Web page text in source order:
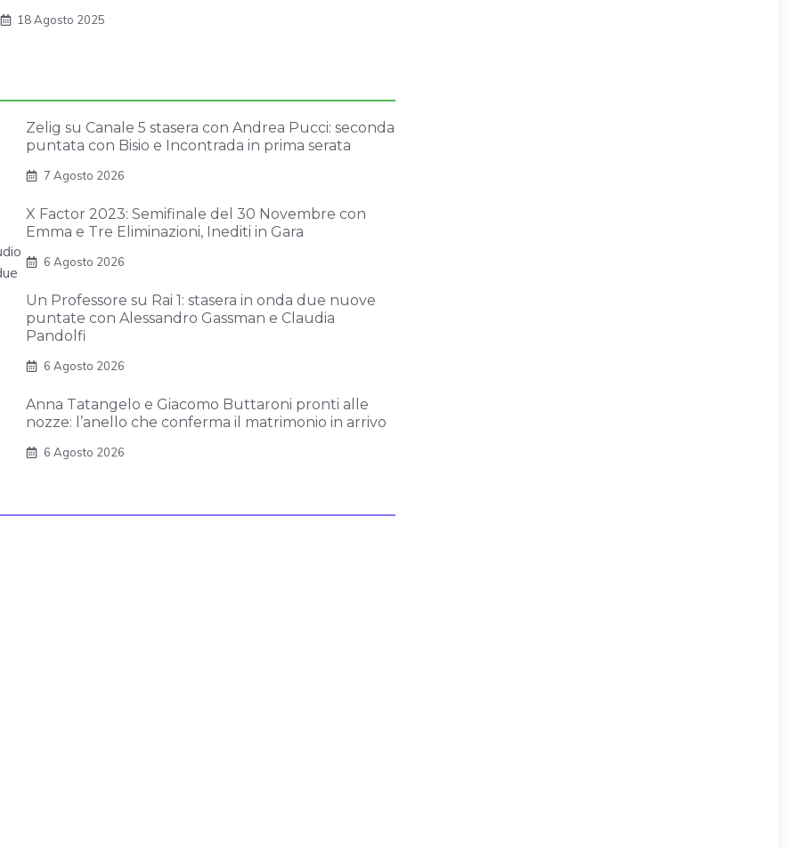
18 Agosto 2025
Zelig su Canale 5 stasera con Andrea Pucci: seconda
puntata con Bisio e Incontrada in prima serata
7 Agosto 2026
X Factor 2023: Semifinale del 30 Novembre con
Emma e Tre Eliminazioni, Inediti in Gara
6 Agosto 2026
Un Professore su Rai 1: stasera in onda due nuove
puntate con Alessandro Gassman e Claudia
Pandolfi
6 Agosto 2026
Anna Tatangelo e Giacomo Buttaroni pronti alle
nozze: l’anello che conferma il matrimonio in arrivo
6 Agosto 2026